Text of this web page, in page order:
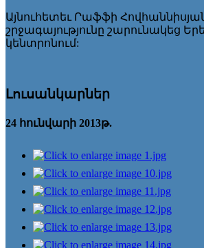
Այնուհետեւ Րաֆֆի
շրջագայությունը շարունակեց
կենտրոնում:
Լուսանկարներ
24 հունվարի 2013թ.